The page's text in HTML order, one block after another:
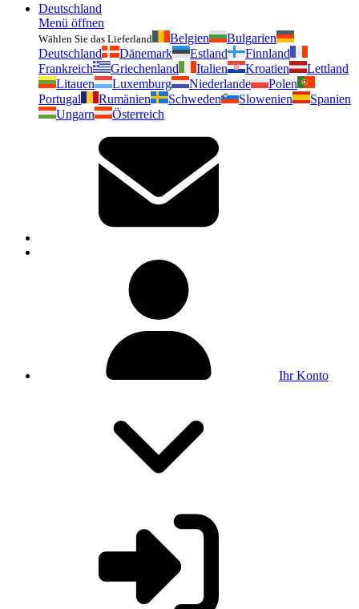
Deutschland
Menü öffnen
Wählen Sie das Lieferland Belgien
Bulgarien
Deutschland
Dänemark Estland
Finnland
Frankreich
Griechenland Italien Kroatien
Lettland
Litauen
Luxemburg Niederlande
Polen
Portugal
Rumänien Schweden Slowenien
Spanien
Ungarn
Österreich
Ihr Konto